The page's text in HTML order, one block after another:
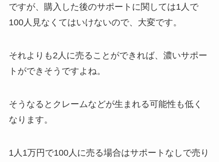
ですが、購入した後のサポートに関しては1人で
100人見なくてはいけないので、大変です。
それよりも2人に売ることができれば、濃いサポー
トができそうですよね。
そうなるとクレームなどが生まれる可能性も低く
なります。
1人1万円で100人に売る場合はサポートなしで売り